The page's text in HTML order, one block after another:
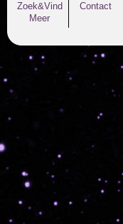
Zoek&Vind
Meer
Contact